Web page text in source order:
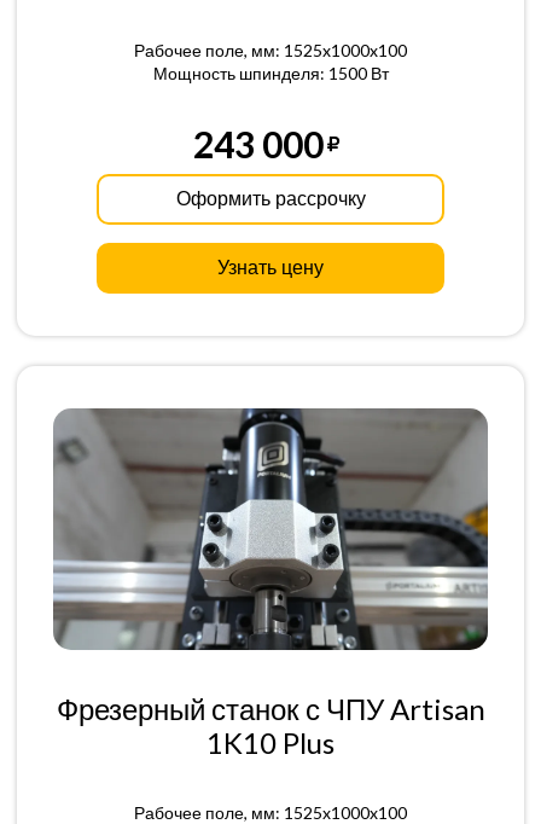
Рабочее поле, мм: 1525x1000x100
Мощность шпинделя: 1500 Вт
243 000
Оформить рассрочку
Узнать цену
Фрезерный станок с ЧПУ Artisan
1K10 Plus
Рабочее поле, мм: 1525x1000x100